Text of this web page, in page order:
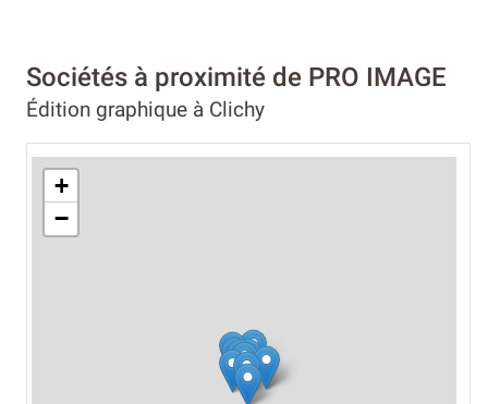
Sociétés à proximité de PRO IMAGE
Édition graphique à Clichy
+
−